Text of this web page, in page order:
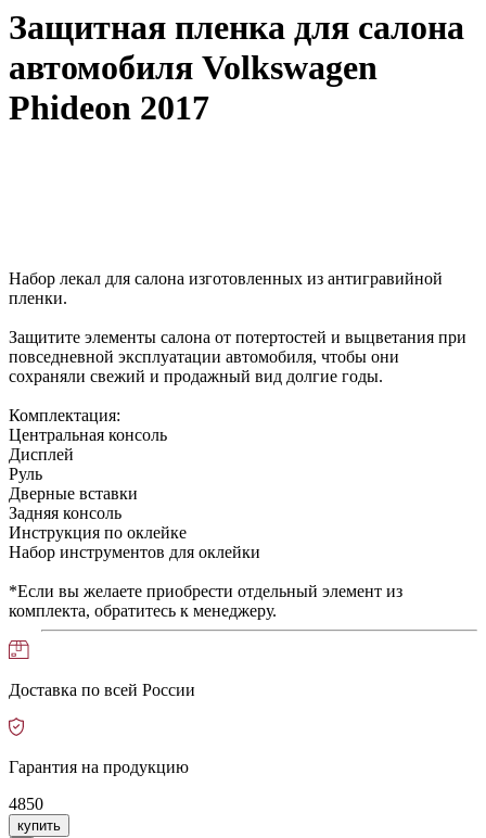
Защитная пленка для салона
автомобиля Volkswagen
Phideon 2017
Набор лекал для салона изготовленных из антигравийной
пленки.
Защитите элементы салона от потертостей и выцветания при
повседневной эксплуатации автомобиля, чтобы они
сохраняли свежий и продажный вид долгие годы.
Комплектация:
Центральная консоль
Дисплей
Руль
Дверные вставки
Задняя консоль
Инструкция по оклейке
Набор инструментов для оклейки
*Если вы желаете приобрести отдельный элемент из
комплекта, обратитесь к менеджеру.
Доставка по всей России
Гарантия на продукцию
4850
купить